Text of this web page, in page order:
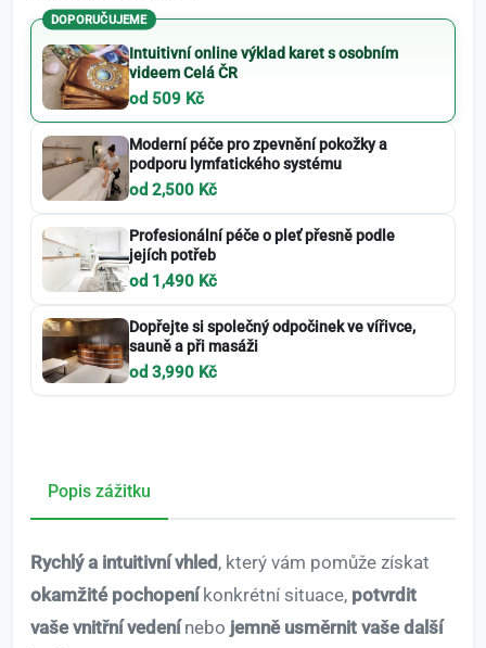
DOPORUČUJEME
Intuitivní online výklad karet s osobním
videem Celá ČR
od 509 Kč
Moderní péče pro zpevnění pokožky a
podporu lymfatického systému
od 2,500 Kč
Profesionální péče o pleť přesně podle
jejích potřeb
od 1,490 Kč
Dopřejte si společný odpočinek ve vířivce,
sauně a při masáži
od 3,990 Kč
Popis zážitku
Rychlý a intuitivní vhled , který vám pomůže získat
okamžité pochopeníkonkrétní situace, potvrdit
vaše vnitřní vedenínebo jemně usměrnit vaše další